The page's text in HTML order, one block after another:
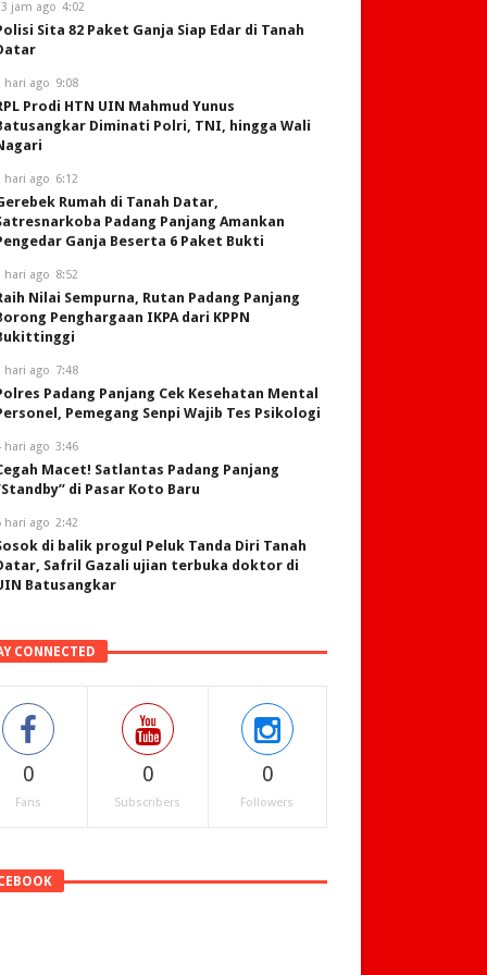
jam ago 4:02
Sita 82 Paket Ganja Siap Edar di Tanah
hari ago 9:08
Prodi HTN UIN Mahmud Yunus
Diminati Polri, TNI, hingga Wali
hari ago 6:12
Rumah di Tanah Datar,
Padang Panjang Amankan
Ganja Beserta 6 Paket Bukti
hari ago 8:52
Nilai Sempurna, Rutan Padang Panjang
Penghargaan IKPA dari KPPN
hari ago 7:48
Padang Panjang Cek Kesehatan Mental
Pemegang Senpi Wajib Tes Psikologi
hari ago 3:46
Macet! Satlantas Padang Panjang
di Pasar Koto Baru
hari ago 2:42
di balik progul Peluk Tanda Diri Tanah
Safril Gazali ujian terbuka doktor di
Batusangkar
CONNECTED
0
Fans
0
Subscribers
0
Followers